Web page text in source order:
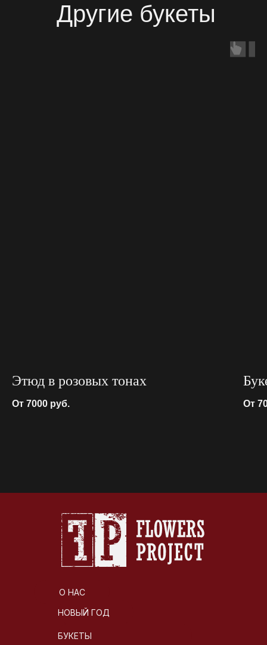
Другие букеты
Этюд в розовых тонах
От 7000 руб. От
О НАС
НОВЫЙ ГОД
БУКЕТЫ